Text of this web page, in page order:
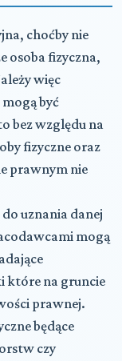
choćby nie
osoba fizyczna,
więc
być
bez względu na
fizyczne oraz
prawnym nie
uznania danej
mogą
które na gruncie
prawnej.
będące
czy